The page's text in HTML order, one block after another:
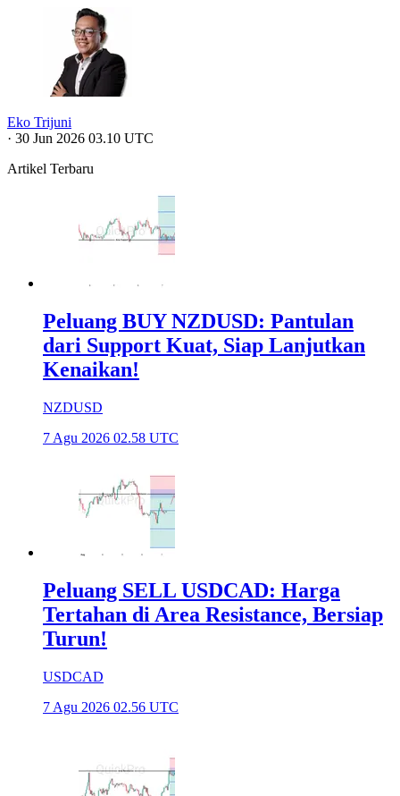
Eko Trijuni
· 30 Jun 2026 03.10 UTC
Artikel Terbaru
Peluang BUY NZDUSD: Pantulan
dari Support Kuat, Siap Lanjutkan
Kenaikan!
NZDUSD
7 Agu 2026 02.58 UTC
Peluang SELL USDCAD: Harga
Tertahan di Area Resistance, Bersiap
Turun!
USDCAD
7 Agu 2026 02.56 UTC